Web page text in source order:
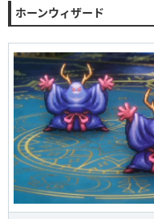
ホーンウィザード